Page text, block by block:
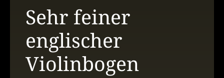
Sehr feiner
englischer
Violinbogen